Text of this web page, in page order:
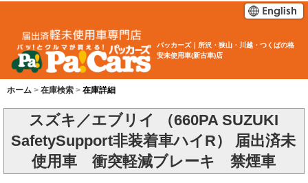
パッカーズ｜所沢・狭山・川越・つくばの格
安未使用車(新古車)店
ホーム 在庫検索 在庫詳細
スズキ／エブリイ （660PA SUZUKI
SafetySupport非装着車ハイR） 届出済未
使用車 衝突軽減ブレーキ 禁煙車